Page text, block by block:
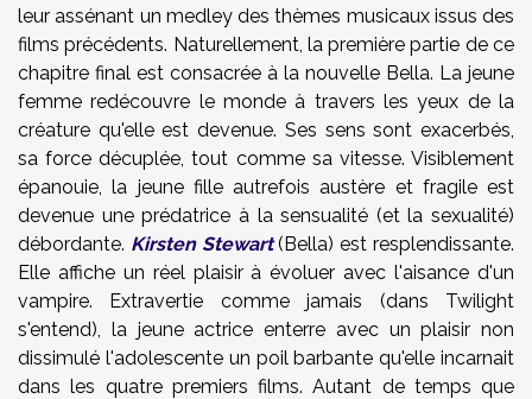
leur assénant un medley des thèmes musicaux issus des
films précédents. Naturellement, la première partie de ce
chapitre final est consacrée à la nouvelle Bella. La jeune
femme redécouvre le monde à travers les yeux de la
créature qu'elle est devenue. Ses sens sont exacerbés,
sa force décuplée, tout comme sa vitesse. Visiblement
épanouie, la jeune fille autrefois austère et fragile est
devenue une prédatrice à la sensualité (et la sexualité)
débordante. Kirsten Stewart(Bella) est resplendissante.
Elle affiche un réel plaisir à évoluer avec l'aisance d'un
vampire. Extravertie comme jamais (dans Twilight
s'entend), la jeune actrice enterre avec un plaisir non
dissimulé l'adolescente un poil barbante qu'elle incarnait
dans les quatre premiers films. Autant de temps que